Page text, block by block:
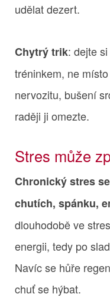
udělat dezert.
Chytrý trik: dejte
tréninkem, ne
nervozitu, bušení
raději ji omezte.
Stres může
Chronický stres
chutích, spánku,
dlouhodobě ve
energii, tedy po
Navíc se hůře
chuť se hýbat.